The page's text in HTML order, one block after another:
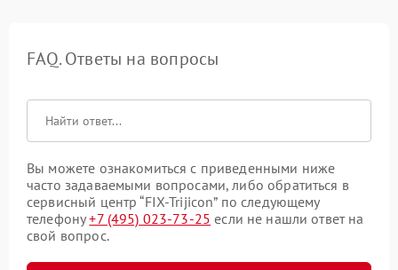
FAQ. Ответы на вопросы
Вы можете ознакомиться с приведенными ниже
часто задаваемыми вопросами, либо обратиться в
сервисный центр “FIX-Trijicon” по следующему
телефону+7 (495) 023-73-25 если не нашли ответ на
свой вопрос.